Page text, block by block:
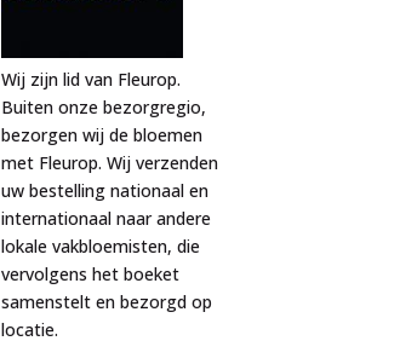
Wij zijn lid van Fleurop.
Buiten onze bezorgregio,
bezorgen wij de bloemen
met Fleurop. Wij verzenden
uw bestelling nationaal en
internationaal naar andere
lokale vakbloemisten, die
vervolgens het boeket
samenstelt en bezorgd op
locatie.